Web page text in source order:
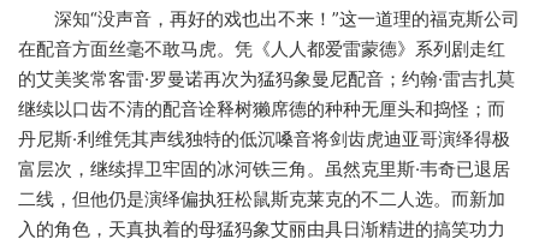
深知“没声音，再好的戏也出不来！”这一道理的福克斯公司
在配音方面丝毫不敢马虎。凭《人人都爱雷蒙德》系列剧走红
的艾美奖常客雷·罗曼诺再次为猛犸象曼尼配音；约翰·雷吉扎莫
继续以口齿不清的配音诠释树獭席德的种种无厘头和捣怪；而
丹尼斯·利维凭其声线独特的低沉嗓音将剑齿虎迪亚哥演绎得极
富层次，继续捍卫牢固的冰河铁三角。虽然克里斯·韦奇已退居
二线，但他仍是演绎偏执狂松鼠斯克莱克的不二人选。而新加
入的角色，天真执着的母猛犸象艾丽由具日渐精进的搞笑功力